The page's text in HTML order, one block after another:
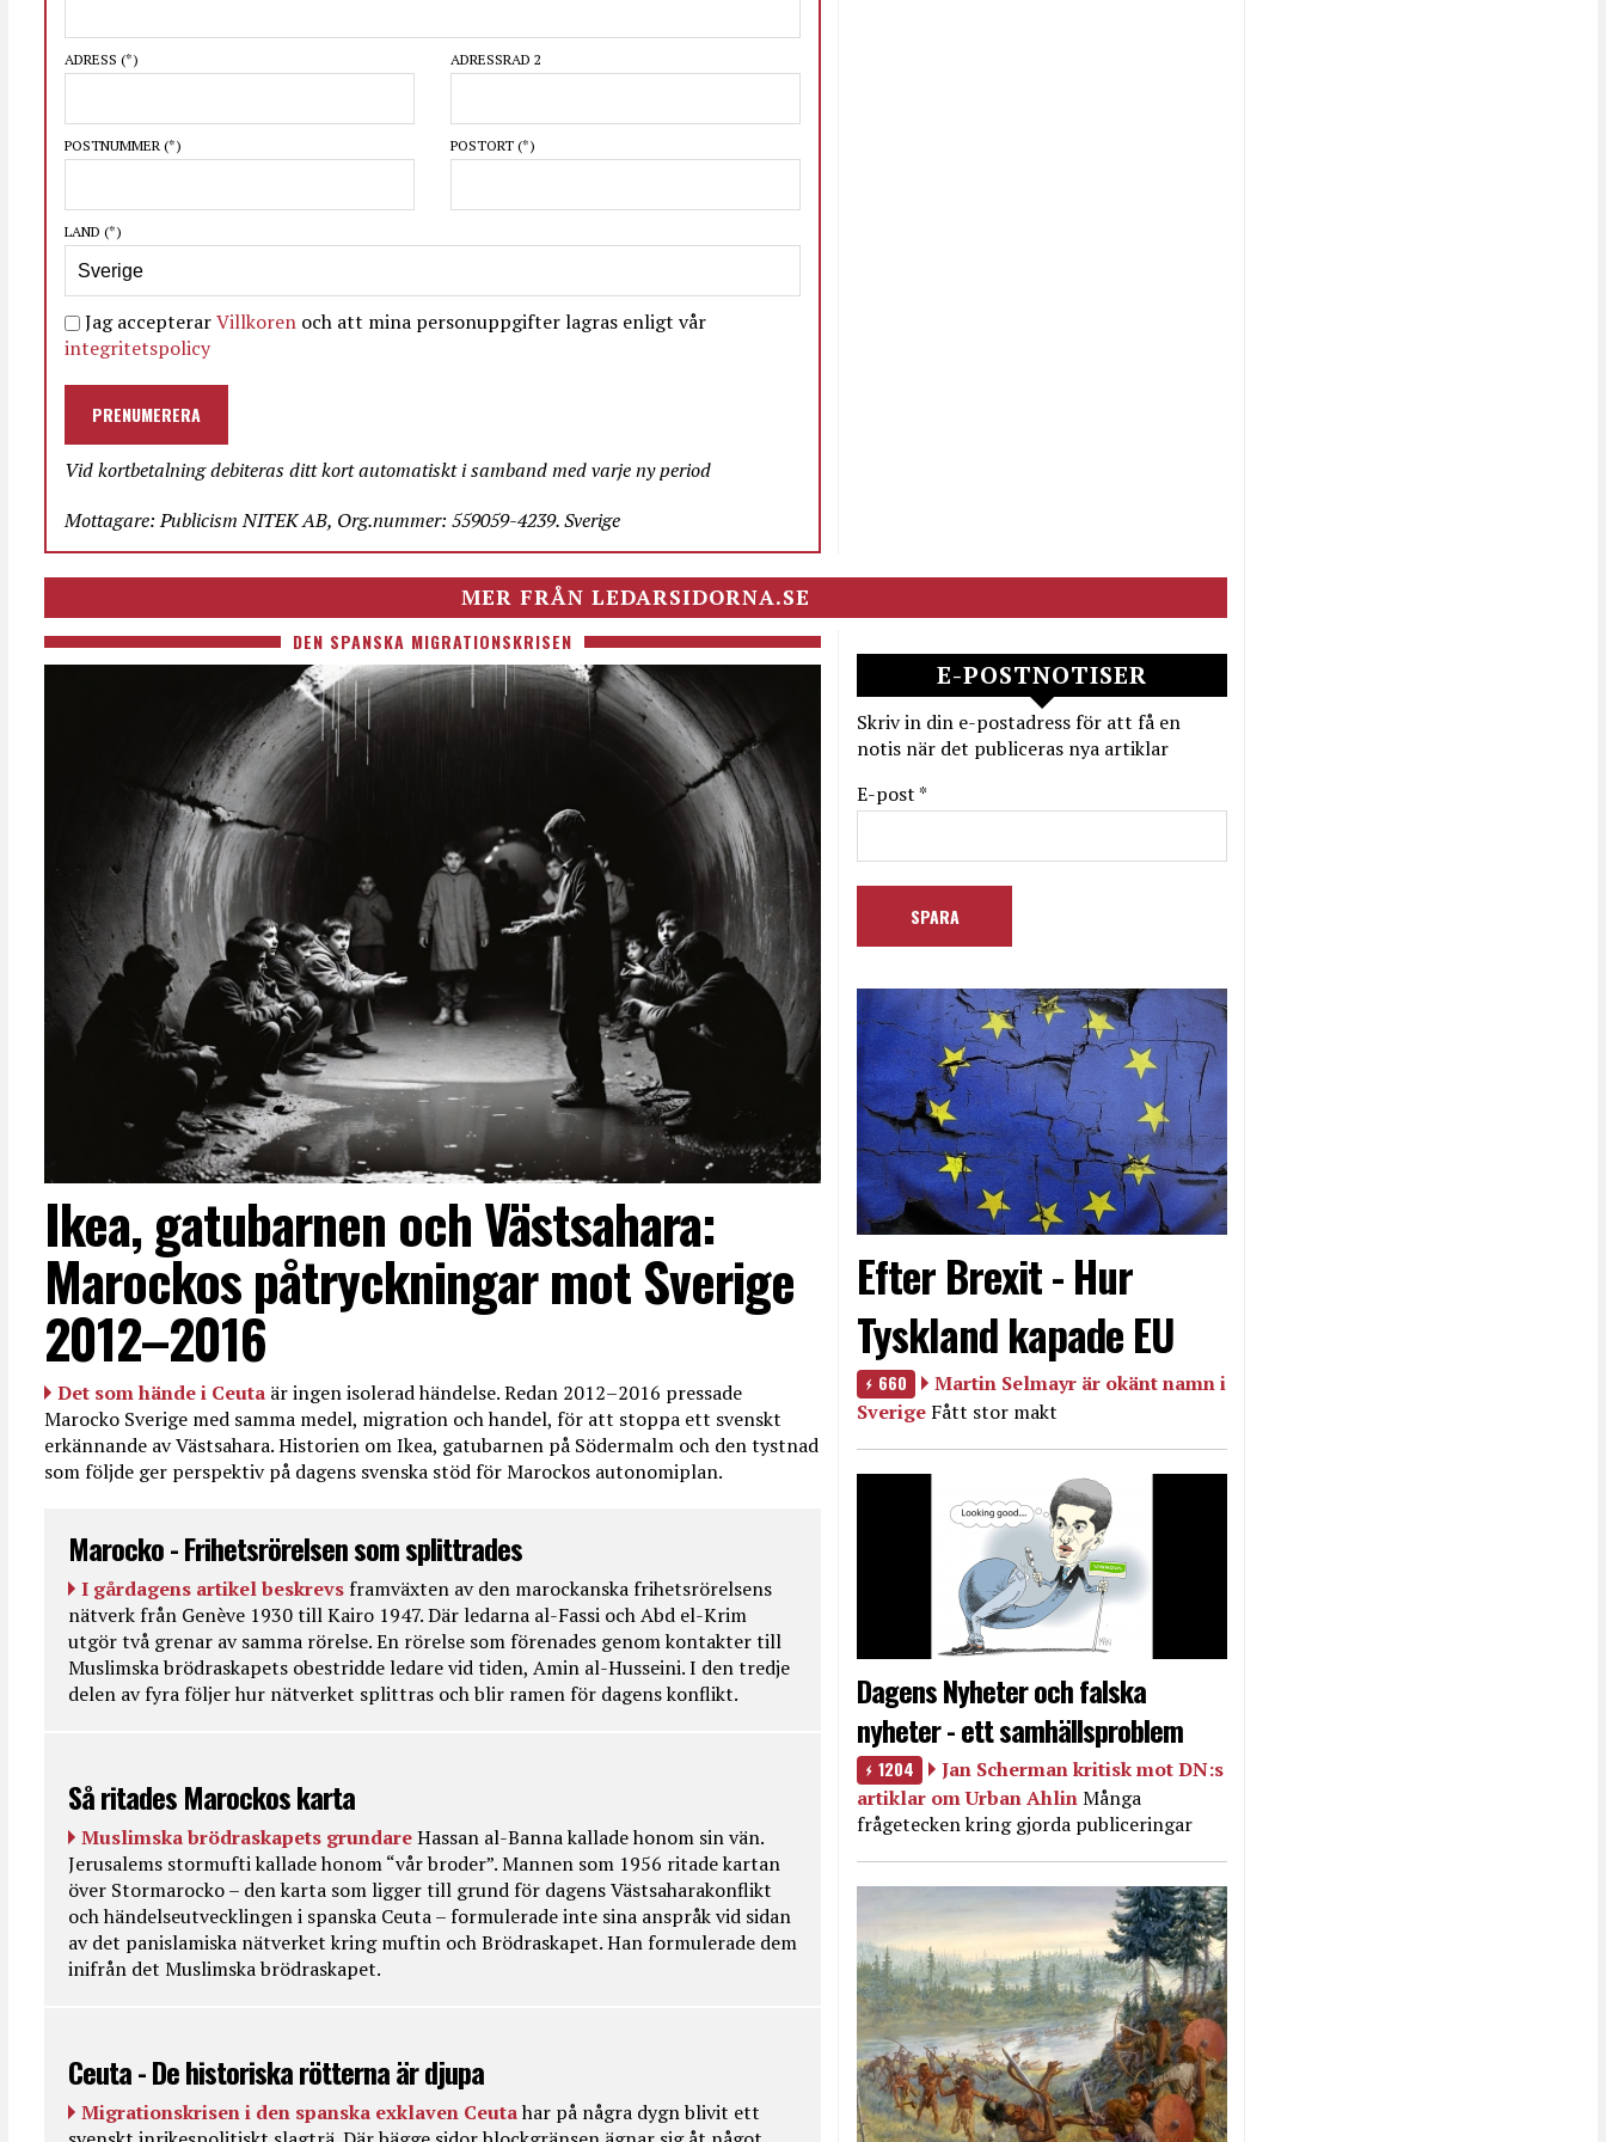
ADRESS (*) ADRESSRAD 2
POSTNUMMER (*) POSTORT (*)
LAND (*)
Jag accepterarVillkoren och att mina personuppgifter lagras enligt vår
integritetspolicy
PRENUMERERA
Vid kortbetalning debiteras ditt kort automatiskt i samband med varje ny period
Mottagare: Publicism NITEK AB, Org.nummer: 559059-4239. Sverige
MER FRÅN LEDARSIDORNA.SE
DEN SPANSKA MIGRATIONSKRISEN
Ikea, gatubarnen och Västsahara:
Marockos påtryckningar mot Sverige
2012–2016
Det som hände i Ceuta är ingen isolerad händelse. Redan 2012–2016 pressade
Marocko Sverige med samma medel, migration och handel, för att stoppa ett svenskt
erkännande av Västsahara. Historien om Ikea, gatubarnen på Södermalm och den tystnad
som följde ger perspektiv på dagens svenska stöd för Marockos autonomiplan.
Marocko - Frihetsrörelsen som splittrades
I gårdagens artikel beskrevs framväxten av den marockanska frihetsrörelsens
nätverk från Genève 1930 till Kairo 1947. Där ledarna al-Fassi och Abd el-Krim
utgör två grenar av samma rörelse. En rörelse som förenades genom kontakter till
Muslimska brödraskapets obestridde ledare vid tiden, Amin al-Husseini. I den tredje
delen av fyra följer hur nätverket splittras och blir ramen för dagens konflikt.
Så ritades Marockos karta
Muslimska brödraskapets grundareHassan al-Banna kallade honom sin vän.
Jerusalems stormufti kallade honom “vår broder”. Mannen som 1956 ritade kartan
över Stormarocko – den karta som ligger till grund för dagens Västsaharakonflikt
och händelseutvecklingen i spanska Ceuta – formulerade inte sina anspråk vid sidan
av det panislamiska nätverket kring muftin och Brödraskapet. Han formulerade dem
inifrån det Muslimska brödraskapet.
Ceuta - De historiska rötterna är djupa
Migrationskrisen i den spanska exklaven Ceutahar på några dygn blivit ett
E-POSTNOTISER
Skriv in din e-postadress för att få en
notis när det publiceras nya artiklar
E-post *
Efter Brexit - Hur
Tyskland kapade EU
660
Martin Selmayr är okänt namn i
Sverige Fått stor makt
Dagens Nyheter och falska
nyheter - ett samhällsproblem
1204
Jan Scherman kritisk mot DN:s
artiklar om Urban AhlinMånga
frågetecken kring gjorda publiceringar